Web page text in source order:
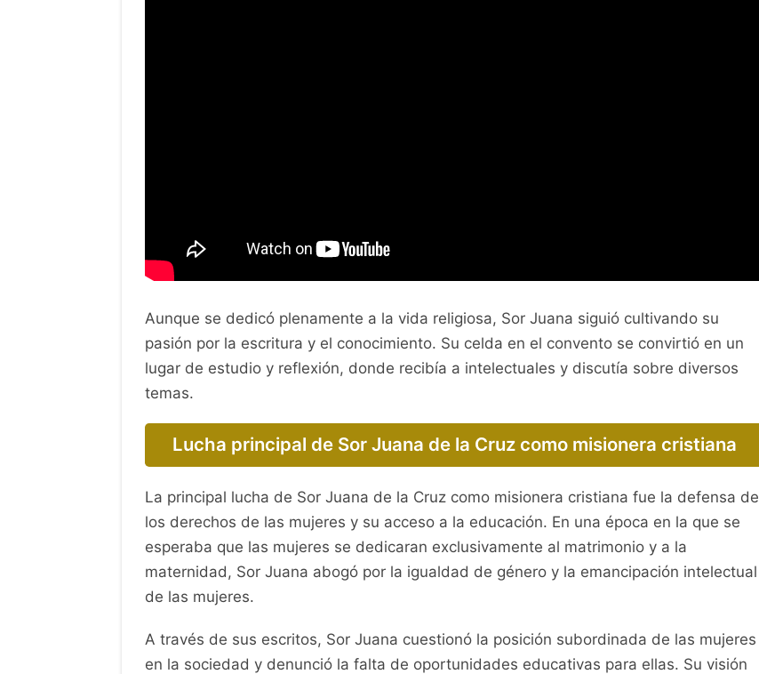
Aunque se dedicó plenamente a la vida religiosa, Sor Juana siguió cultivando su
pasión por la escritura y el conocimiento. Su celda en el convento se convirtió en un
lugar de estudio y reflexión, donde recibía a intelectuales y discutía sobre diversos
temas.
Lucha principal de Sor Juana de la Cruz como misionera cristiana
La principal lucha de Sor Juana de la Cruz como misionera cristiana fue la defensa de
los derechos de las mujeres y su acceso a la educación. En una época en la que se
esperaba que las mujeres se dedicaran exclusivamente al matrimonio y a la
maternidad, Sor Juana abogó por la igualdad de género y la emancipación intelectual
de las mujeres.
A través de sus escritos, Sor Juana cuestionó la posición subordinada de las mujeres
en la sociedad y denunció la falta de oportunidades educativas para ellas. Su visión